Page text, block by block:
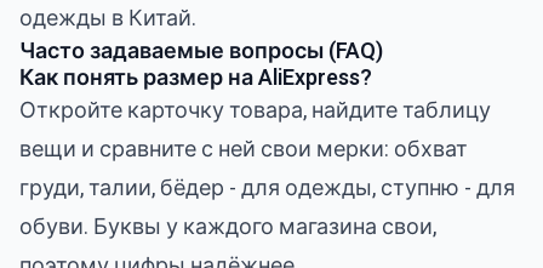
одежды в Китай.
Часто задаваемые вопросы (FAQ)
Как понять размер на AliExpress?
Откройте карточку товара, найдите таблицу
вещи и сравните с ней свои мерки: обхват
груди, талии, бёдер - для одежды, ступню - для
обуви. Буквы у каждого магазина свои,